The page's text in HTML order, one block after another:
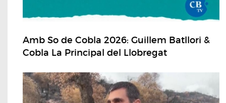
Amb So de Cobla 2026: Guillem Batllori &
Cobla La Principal del Llobregat